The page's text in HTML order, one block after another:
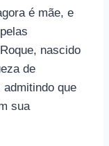
é mãe, e
nascido
de
que
sua